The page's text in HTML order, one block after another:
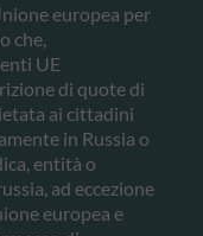
europea per
che,
UE
di quote di
ai cittadini
in Russia o
entità o
ad eccezione
europea e